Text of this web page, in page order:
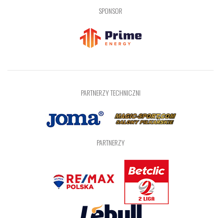
SPONSOR
PARTNERZY TECHNICZNI
PARTNERZY